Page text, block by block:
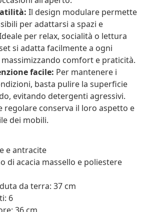
Il design modulare permette
per adattarsi a spazi e
per relax, socialità o lettura
si adatta facilmente a ogni
comfort e praticità.
facile: Per mantenere i
basta pulire la superficie
evitando detergenti agressivi.
regolare conserva il loro aspetto e
dei mobili.
e antracite
di acacia massello e poliestere
da terra: 37 cm
6